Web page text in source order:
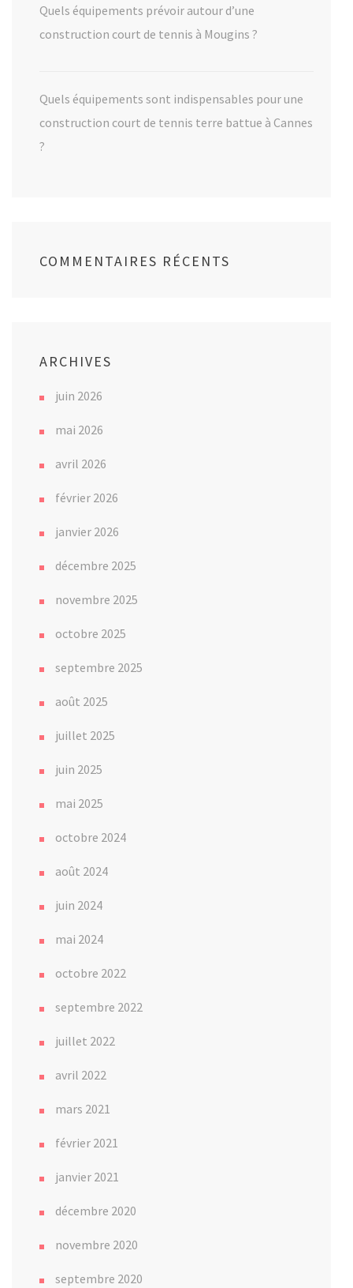
Quels équipements prévoir autour d’une
construction court de tennis à Mougins ?
Quels équipements sont indispensables pour une
construction court de tennis terre battue à Cannes
?
COMMENTAIRES RÉCENTS
ARCHIVES
juin 2026
mai 2026
avril 2026
février 2026
janvier 2026
décembre 2025
novembre 2025
octobre 2025
septembre 2025
août 2025
juillet 2025
juin 2025
mai 2025
octobre 2024
août 2024
juin 2024
mai 2024
octobre 2022
septembre 2022
juillet 2022
avril 2022
mars 2021
février 2021
janvier 2021
décembre 2020
novembre 2020
septembre 2020